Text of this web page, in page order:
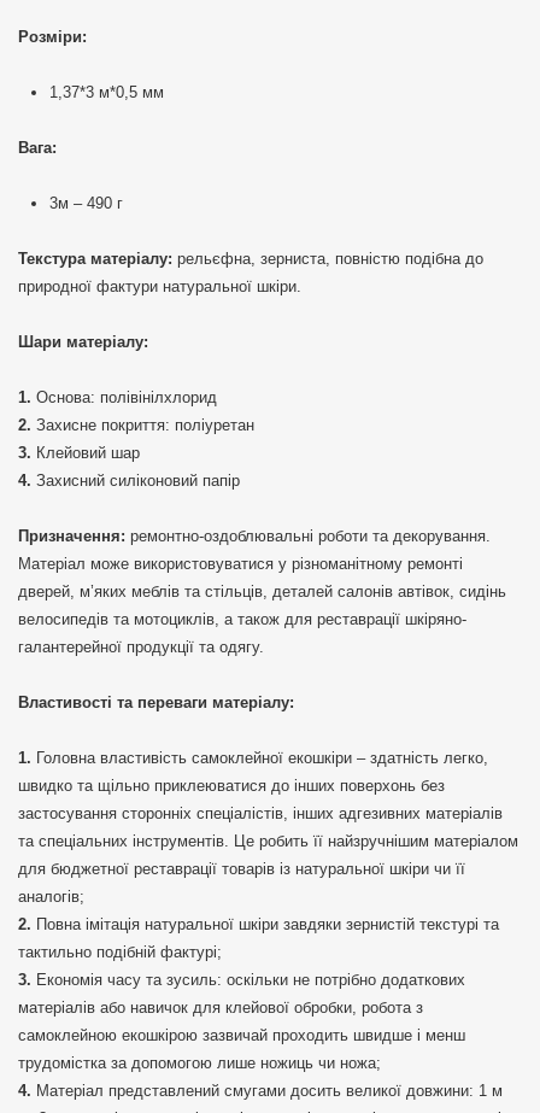
Розміри:
1,37*3 м*0,5 мм
Вага:
3м – 490 г
Текстура матеріалу: рельєфна, зерниста, повністю подібна до
природної фактури натуральної шкіри.
Шари матеріалу:
Основа: полівінілхлорид
Захисне покриття: поліуретан
Клейовий шар
Захисний силіконовий папір
Призначення: ремонтно-оздоблювальні роботи та декорування.
Матеріал може використовуватися у різноманітному ремонті
дверей, м’яких меблів та стільців, деталей салонів автівок, сидінь
велосипедів та мотоциклів, а також для реставрації шкіряно-
галантерейної продукції та одягу.
Властивості та переваги матеріалу:
Головна властивість самоклейної екошкіри – здатність легко,
швидко та щільно приклеюватися до інших поверхонь без
застосування сторонніх спеціалістів, інших адгезивних матеріалів
та спеціальних інструментів. Це робить її найзручнішим матеріалом
для бюджетної реставрації товарів із натуральної шкіри чи її
аналогів;
Повна імітація натуральної шкіри завдяки зернистій текстурі та
тактильно подібній фактурі;
Економія часу та зусиль: оскільки не потрібно додаткових
матеріалів або навичок для клейової обробки, робота з
самоклейною екошкірою зазвичай проходить швидше і менш
трудомістка за допомогою лише ножиць чи ножа;
Матеріал представлений смугами досить великої довжини: 1 м